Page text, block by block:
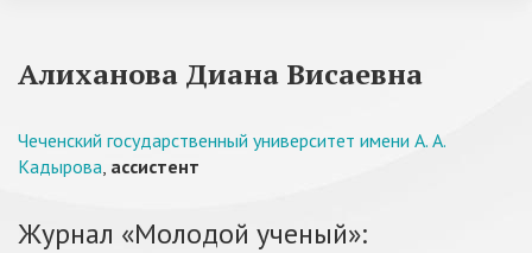
Алиханова Диана Висаевна
Чеченский государственный университет имени А. А.
Кадырова, ассистент
Журнал «Молодой ученый»: